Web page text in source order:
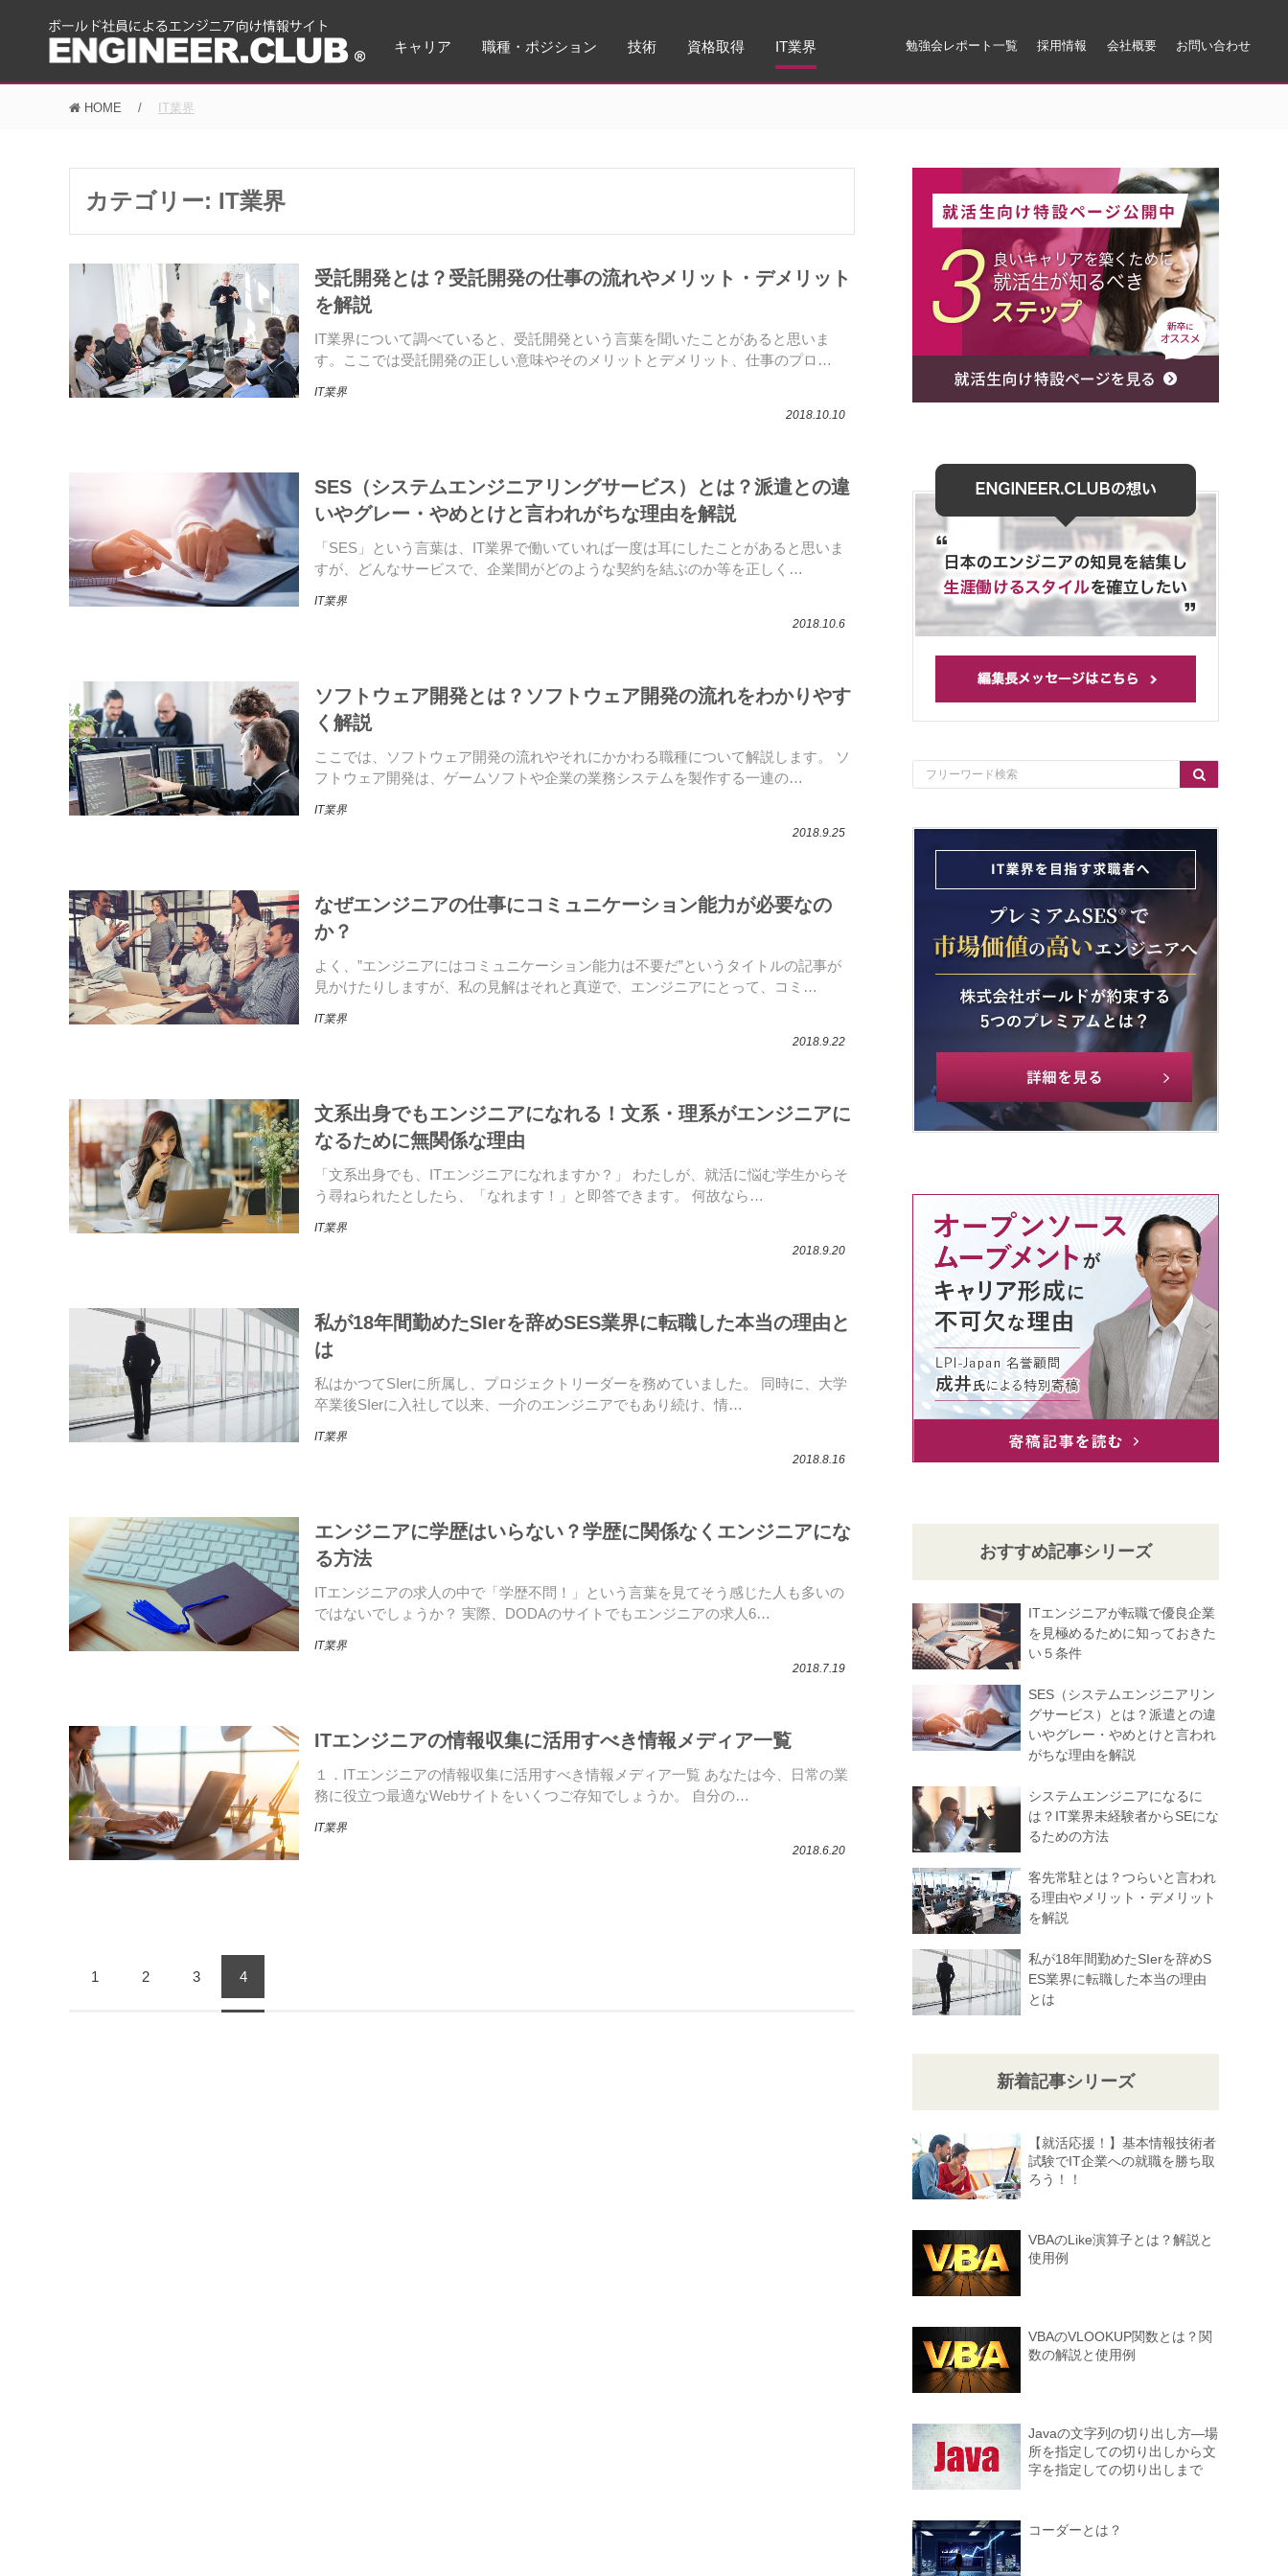
キャリア 職種・ポジション 技術 資格取得 IT業界 勉強会レポート一覧 採用情報 会社概要 お問い合わせ
HOME IT業界
カテゴリー: IT業界
受託開発とは？受託開発の仕事の流れやメリット・デメリット
を解説
IT業界について調べていると、受託開発という言葉を聞いたことがあると思いま
す。ここでは受託開発の正しい意味やそのメリットとデメリット、仕事のプロ…
IT業界
2018.10.10
SES（システムエンジニアリングサービス）とは？派遣との違
いやグレー・やめとけと言われがちな理由を解説
「SES」という言葉は、IT業界で働いていれば一度は耳にしたことがあると思いま
すが、どんなサービスで、企業間がどのような契約を結ぶのか等を正しく…
IT業界
2018.10.6
ソフトウェア開発とは？ソフトウェア開発の流れをわかりやす
く解説
ここでは、ソフトウェア開発の流れやそれにかかわる職種について解説します。 ソ
フトウェア開発は、ゲームソフトや企業の業務システムを製作する一連の…
IT業界
2018.9.25
なぜエンジニアの仕事にコミュニケーション能力が必要なの
か？
よく、”エンジニアにはコミュニケーション能力は不要だ”というタイトルの記事が
見かけたりしますが、私の見解はそれと真逆で、エンジニアにとって、コミ…
IT業界
2018.9.22
文系出身でもエンジニアになれる！文系・理系がエンジニアに
なるために無関係な理由
「文系出身でも、ITエンジニアになれますか？」 わたしが、就活に悩む学生からそ
う尋ねられたとしたら、「なれます！」と即答できます。 何故なら…
IT業界
2018.9.20
私が18年間勤めたSIerを辞めSES業界に転職した本当の理由と
は
私はかつてSIerに所属し、プロジェクトリーダーを務めていました。 同時に、大学
卒業後SIerに入社して以来、一介のエンジニアでもあり続け、情…
IT業界
2018.8.16
エンジニアに学歴はいらない？学歴に関係なくエンジニアにな
る方法
ITエンジニアの求人の中で「学歴不問！」という言葉を見てそう感じた人も多いの
ではないでしょうか？ 実際、DODAのサイトでもエンジニアの求人6…
IT業界
2018.7.19
ITエンジニアの情報収集に活用すべき情報メディア一覧
１．ITエンジニアの情報収集に活用すべき情報メディア一覧 あなたは今、日常の業
務に役立つ最適なWebサイトをいくつご存知でしょうか。 自分の…
IT業界
2018.6.20
1 2 3 4
おすすめ記事シリーズ
ITエンジニアが転職で優良企業
を見極めるために知っておきた
い５条件
SES（システムエンジニアリン
グサービス）とは？派遣との違
いやグレー・やめとけと言われ
がちな理由を解説
システムエンジニアになるに
は？IT業界未経験者からSEにな
るための方法
客先常駐とは？つらいと言われ
る理由やメリット・デメリット
を解説
私が18年間勤めたSIerを辞めS
ES業界に転職した本当の理由
とは
新着記事シリーズ
【就活応援！】基本情報技術者
試験でIT企業への就職を勝ち取
ろう！！
VBAのLike演算子とは？解説と
使用例
VBAのVLOOKUP関数とは？関
数の解説と使用例
Javaの文字列の切り出し方―場
所を指定しての切り出しから文
字を指定しての切り出しまで
コーダーとは？